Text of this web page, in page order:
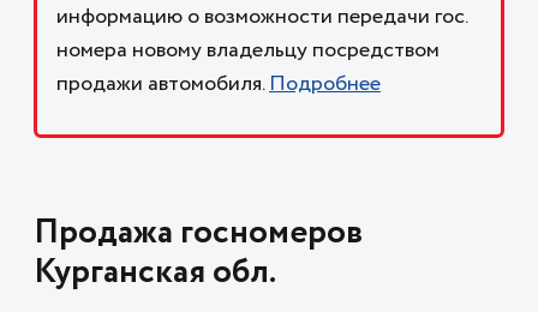
информацию о возможности передачи гос.
номера новому владельцу посредством
продажи автомобиля.Подробнее
Продажа госномеров
Курганская обл.